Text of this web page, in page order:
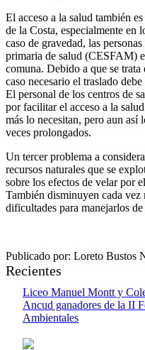
El acceso a la salud también
de la Costa, especialmente en
caso de gravedad, las
primaria de salud (CESFAM)
comuna. Debido a que se
caso necesario el traslado
El personal de los centros de
por facilitar el acceso a la
más lo necesitan, pero aun así
veces prolongados.
Un tercer problema a
recursos naturales que se
sobre los efectos de velar por
También disminuyen cada vez
dificultades para manejarlos
Publicado por: Loreto Bustos
Recientes
Liceo Manuel Montt y
Ancud ganadores de la II
Ambientales